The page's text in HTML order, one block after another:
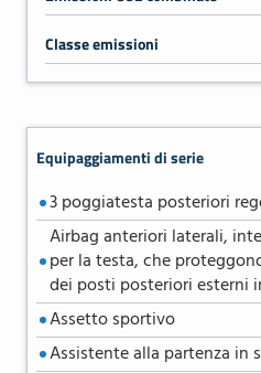
Classe emissioni
Equipaggiamenti di serie
3 poggiatesta posteriori
Airbag anteriori laterali,
per la testa, che
dei posti posteriori esterni
Assetto sportivo
Assistente alla partenza in